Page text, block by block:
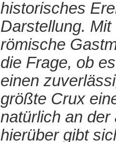
historisches
Darstellung.
römische
die Frage, ob
einen
größte Crux
natürlich an der
hierüber gibt